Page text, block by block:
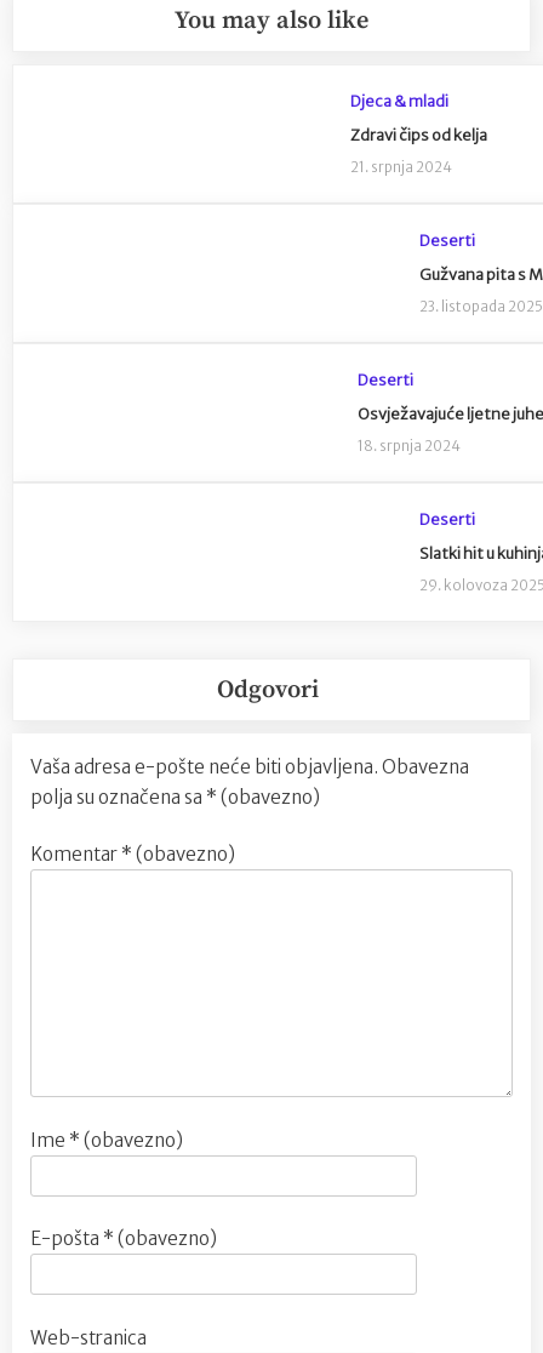
You may also like
Djeca & mladi
Zdravi čips od kelja
21. srpnja 2024
Deserti
Gužvana pita s
23. listopada 2025
Deserti
Osvježavajuće ljetne
18. srpnja 2024
Deserti
Slatki hit u
29. kolovoza
Odgovori
Vaša adresa e-pošte neće biti objavljena. Obavezna
polja su označena sa * (obavezno)
Komentar * (obavezno)
Ime * (obavezno)
E-pošta * (obavezno)
Web-stranica